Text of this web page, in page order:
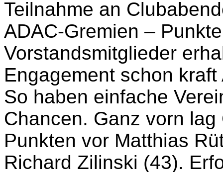
Teilnahme an
ADAC-Gremien –
Vorstandsmitglieder
Engagement schon
So haben einfache
Chancen. Ganz vorn
Punkten vor Matthias
Richard Zilinski (43).